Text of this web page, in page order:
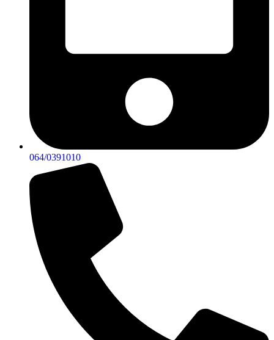
064/0391010